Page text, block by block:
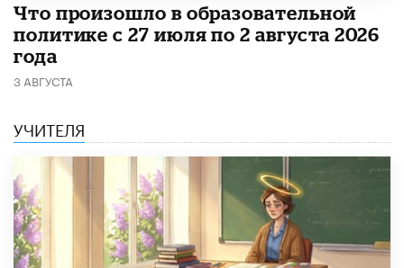
​Что произошло в образовательной
политике с 27 июля по 2 августа 2026
года
3 АВГУСТА
УЧИТЕЛЯ